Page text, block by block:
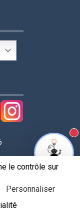
le contrôle sur
Personnaliser